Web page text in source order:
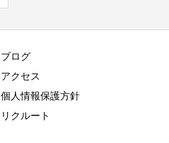
ブログ
アクセス
個人情報保護方針
リクルート